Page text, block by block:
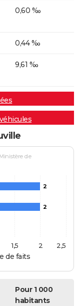
0,60 ‰
0,44 ‰
9,61 ‰
de faits
de
2
2
1,5 2 2,5
Pour 1 000
habitants